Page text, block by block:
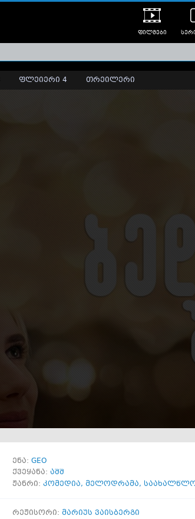
ფილმები
თრეილერები
ფლეიერი 4 თრეილერი
ენა: GEO
ქვეყანა: აშშ
ჟანრი: კომედია, მელოდრამა,
რეჟისორი: მარიუს ვაისბერგი